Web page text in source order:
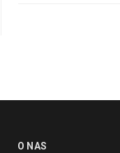
O NAS